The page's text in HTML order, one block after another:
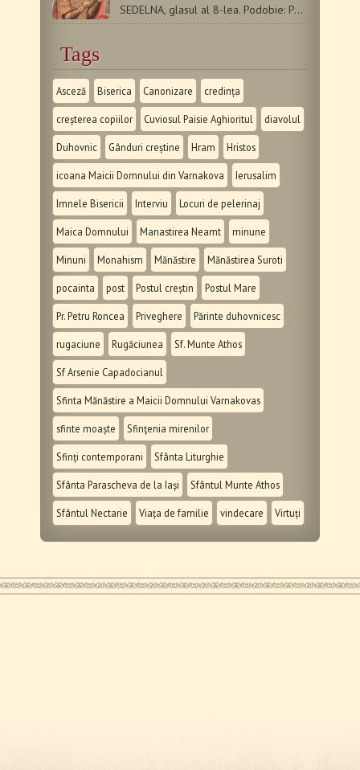
SEDELNA, glasul al 8-lea. Podobie: Pe Înţelepciunea şi Cuvântul...…
Tags
Asceză Biserica Canonizare credința
creșterea copiilor Cuviosul Paisie Aghioritul diavolul
Duhovnic Gânduri creștine Hram Hristos
icoana Maicii Domnului din Varnakova Ierusalim
Imnele Bisericii Interviu Locuri de pelerinaj
Maica Domnului Manastirea Neamt minune
Minuni Monahism Mănăstire Mănăstirea Suroti
pocainta post Postul creștin Postul Mare
Pr. Petru Roncea Priveghere Părinte duhovnicesc
rugaciune Rugăciunea Sf. Munte Athos
Sf Arsenie Capadocianul
Sfinta Mănăstire a Maicii Domnului Varnakovas
sfinte moaște Sfinţenia mirenilor
Sfinți contemporani Sfânta Liturghie
Sfânta Parascheva de la Iași Sfântul Munte Athos
Sfântul Nectarie Viața de familie vindecare Virtuți